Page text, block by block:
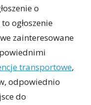
o
ogłoszenie
zainteresowane
transportowe,
odpowiednio
do